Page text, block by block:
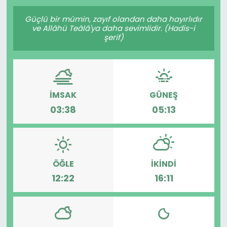
Güçlü bir mümin, zayıf olandan daha hayırlıdır
ve Allâhü Teâlâ'ya daha sevimlidir. (Hadis-i
şerif)
İMSAK
03:38
GÜNEŞ
05:13
ÖĞLE
12:22
İKINDI
16:11
Gündem
KKTC YEREL SEÇİM 2018
Kültür Sanat
Magazin
Moda
Nöbetçi Eczaneler
Otomobil Dünyası